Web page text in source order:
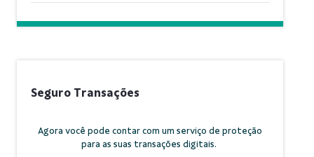
Seguro Transações
Agora você pode contar com um serviço de proteção
para as suas transações digitais.